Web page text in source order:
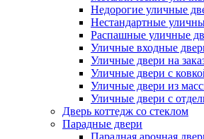
Недорогие уличные
Нестандартные
Распашные уличные
Уличные входные
Уличные двери на
Уличные двери с
Уличные двери из
Уличные двери с
Дверь коттедж со стеклом
Парадные двери
Парадная арочная